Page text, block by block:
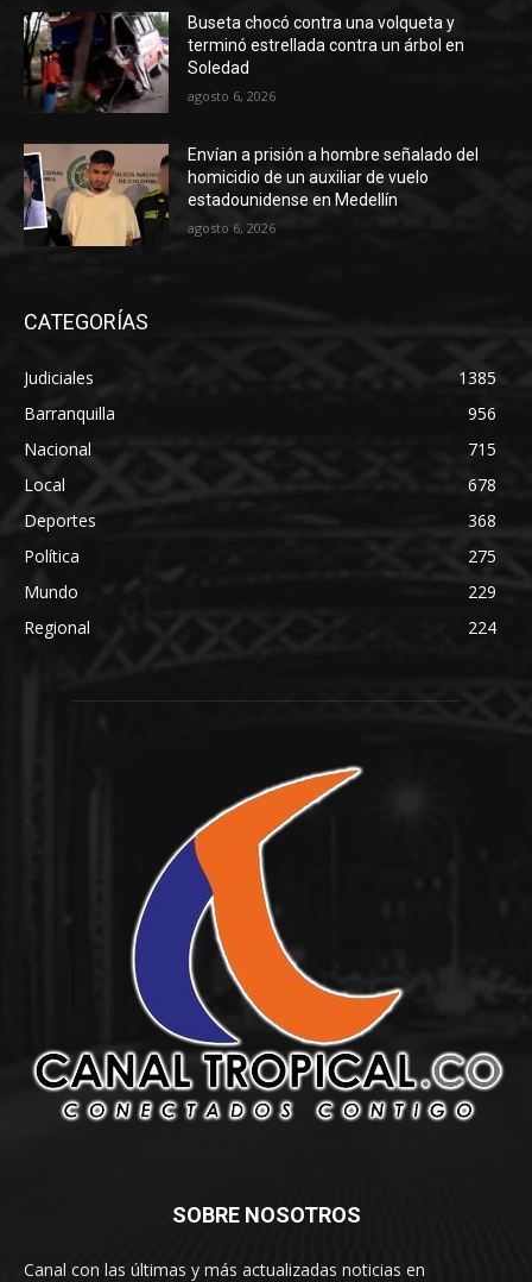
Buseta chocó contra una volqueta y
terminó estrellada contra un árbol en
Soledad
agosto 6, 2026
Envían a prisión a hombre señalado del
homicidio de un auxiliar de vuelo
estadounidense en Medellín
agosto 6, 2026
CATEGORÍAS
Judiciales
1385
Barranquilla
956
Nacional
715
Local
678
Deportes
368
Política
275
Mundo
229
Regional
224
SOBRE NOSOTROS
Canal con las últimas y más actualizadas noticias en